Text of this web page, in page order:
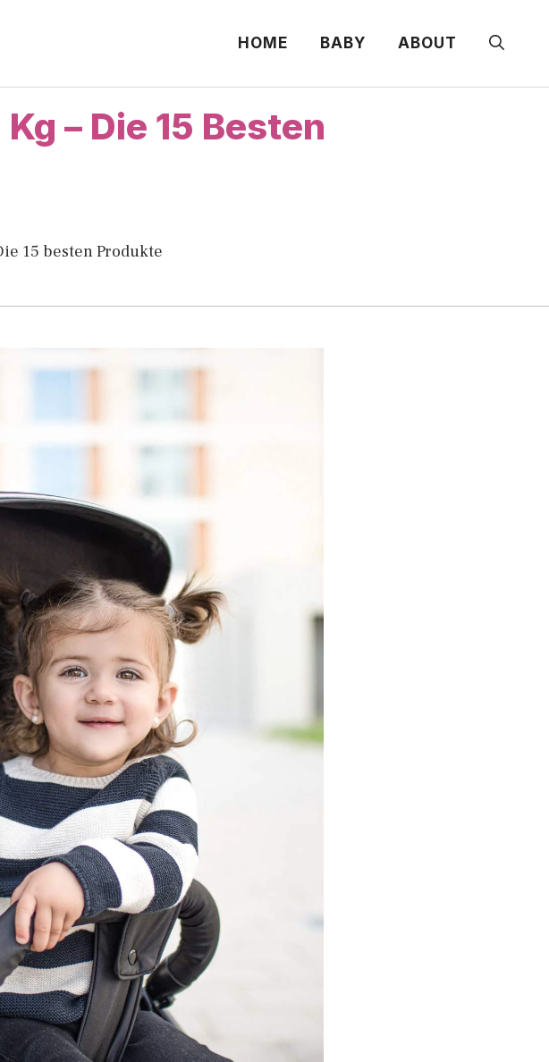
HOME BABY ABOUT
– Die 15 Besten
15 besten Produkte